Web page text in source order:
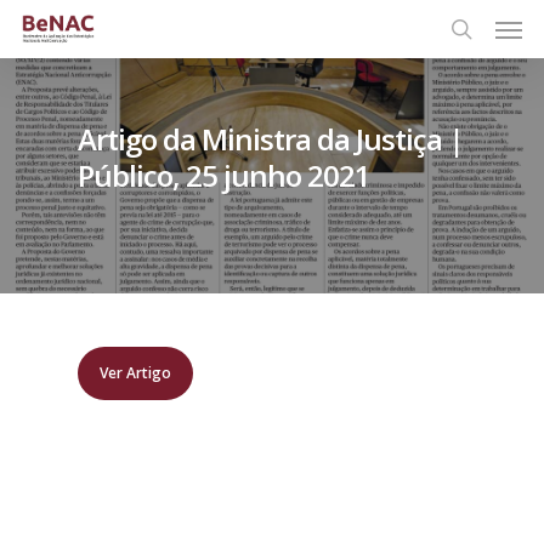
Artigo da Ministra da Justiça |
Público, 25 junho 2021
Ver Artigo